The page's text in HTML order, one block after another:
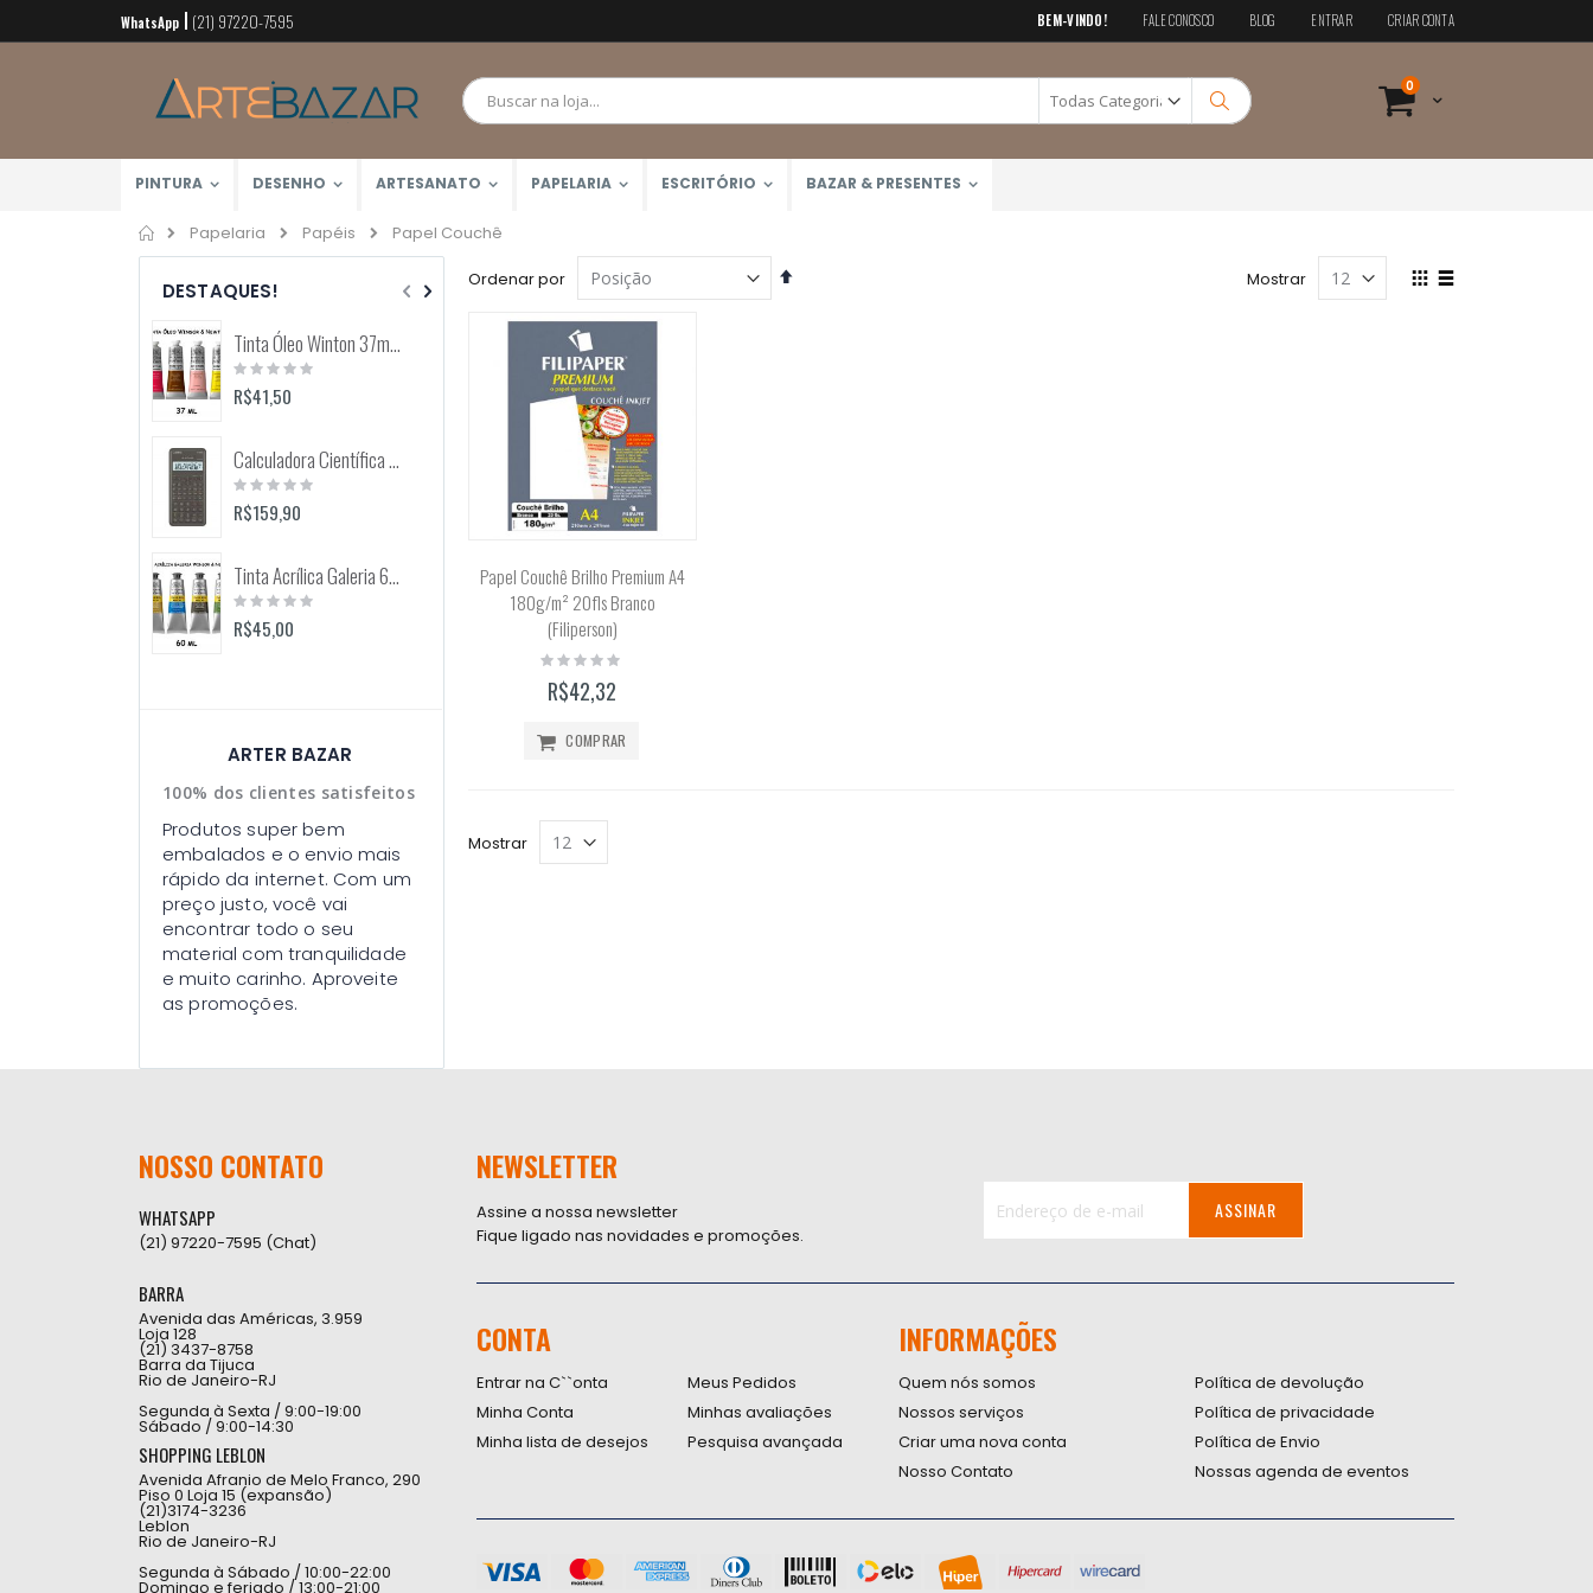
Pular
para
conteúdo
BEM-VINDO! FALE CONOSCO BLOG ENTRAR CRIAR CONTA
Cart
0 itens
Pesquisa
WhatsApp (21) 97220-7595
PINTURA DESENHO ARTESANATO PAPELARIA ESCRITÓRIO BAZAR & PRESENTES
Home
Papelaria Papéis Papel Couchê
Ordenar por
Definir
Ver
Mostrar
Papel Couchê Brilho Premium A4
180g/m² 20fls Branco
(Filiperson)
Rating:
R$42,32
COMPRAR
Mostrar
DESTAQUES!
Tinta Óleo Winton 37ml (Winsor & Newton)
Rating:
0%
R$41,50
Calculadora Científica FX-82MS 12 Dígitos (Casio)
Rating:
0%
R$159,90
Tinta Acrílica Galeria 60ml (Winsor & Newton)
Rating:
0%
R$45,00
Rating:
0%
R$129,00
0%
R$357,00
Rating:
0%
R$51,99
ARTER BAZAR
100% dos clientes satisfeitos
Produtos super bem
embalados e o envio mais
rápido da internet. Com um
preço justo, você vai
encontrar todo o seu
material com tranquilidade
e muito carinho. Aproveite
as promoções.
NOSSO CONTATO
WHATSAPP
(21) 97220-7595 (Chat)
BARRA
Avenida das Américas, 3.959
Loja 128
(21) 3437-8758
Barra da Tijuca
Rio de Janeiro-RJ
Segunda à Sexta / 9:00-19:00
Sábado / 9:00-14:30
SHOPPING LEBLON
Avenida Afranio de Melo Franco, 290
Piso 0 Loja 15 (expansão)
(21)3174-3236
Leblon
Rio de Janeiro-RJ
Segunda à Sábado / 10:00-22:00
Domingo e feriado / 13:00-21:00
NEWSLETTER
Assine a nossa newsletter
Fique ligado nas novidades e promoções.
nossa
Newsletter:
ASSINAR
CONTA
Entrar na C``onta
Minha Conta
Minha lista de desejos
Meus Pedidos
Minhas avaliações
Pesquisa avançada
INFORMAÇÕES
Quem nós somos
Nossos serviços
Criar uma nova conta
Nosso Contato
Política de devolução
Política de privacidade
Política de Envio
Nossas agenda de eventos